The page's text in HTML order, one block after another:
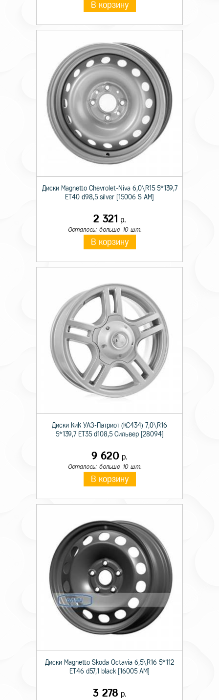
В корзину
Диски Magnetto Chevrolet-Niva 6,0\R15 5*139,7
ET40 d98,5 silver [15006 S AM]
2 321 р.
Осталось: больше 10 шт.
В корзину
Диски КиК УАЗ-Патриот (КС434) 7,0\R16
5*139,7 ET35 d108,5 Сильвер [28094]
9 620 р.
Осталось: больше 10 шт.
В корзину
Диски Magnetto Skoda Octavia 6,5\R16 5*112
ET46 d57,1 black [16005 AM]
3 278 р.